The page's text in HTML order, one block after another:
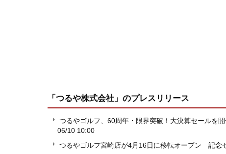
「つるや株式会社」 のプレスリリース
つるやゴルフ、60周年・限界突破！大決算セールを
06/10 10:00
つるやゴルフ宮崎店が4月16日に移転オープン 記念